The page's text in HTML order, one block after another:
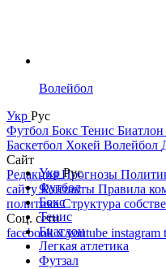
Волейбол
Укр Рус
Футбол Бокс Тенис Биатлон
Баскетбол Хокей Волейбол
Сайт
РедакцияПрогнозы
сайтуКонтакты Правила
политикаСтруктура
Соц. сети
facebookxyoutube instagram
УкрРус
Футбол
Бокс
Тенис
Биатлон
Легкая атлетика
Футзал